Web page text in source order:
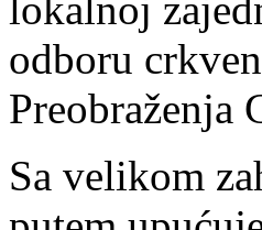
odboru
Preobraženja
Sa velikom